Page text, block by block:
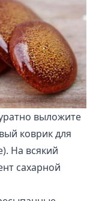
выложите
коврик для
На всякий
сахарной